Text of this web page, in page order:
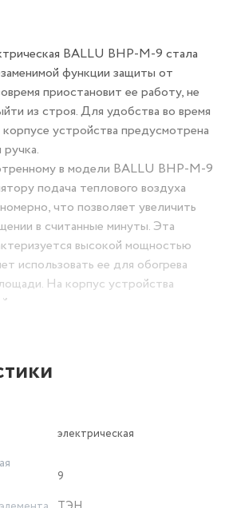
BALLU BHP-M-9 стала
функции защиты от
приостановит ее работу, не
из строя. Для удобства во время
устройства предусмотрена
ручка.
в модели BALLU BHP-M-9
подача теплового воздуха
что позволяет увеличить
в считанные минуты. Эта
высокой мощностью
использовать ее для обогрева
На корпус устройства
полимерное покрытие, не
коррозийному налету.
электрическая
9